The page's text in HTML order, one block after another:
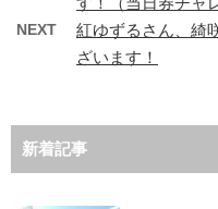
NEXT
紅ゆずるさん、綺
ざいます！
新着記事